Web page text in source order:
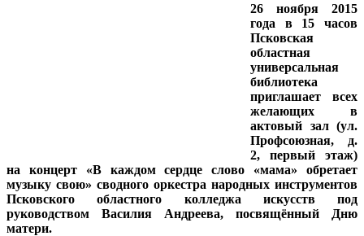
26 ноября 2015
года в 15 часов
Псковская
областная
универсальная
библиотека
приглашает всех
желающих в
актовый зал (ул.
Профсоюзная, д.
2, первый этаж)
на концерт «В каждом сердце слово «мама» обретает
музыку свою» сводного оркестра народных инструментов
Псковского областного колледжа искусств под
руководством Василия Андреева, посвящённый Дню
матери.